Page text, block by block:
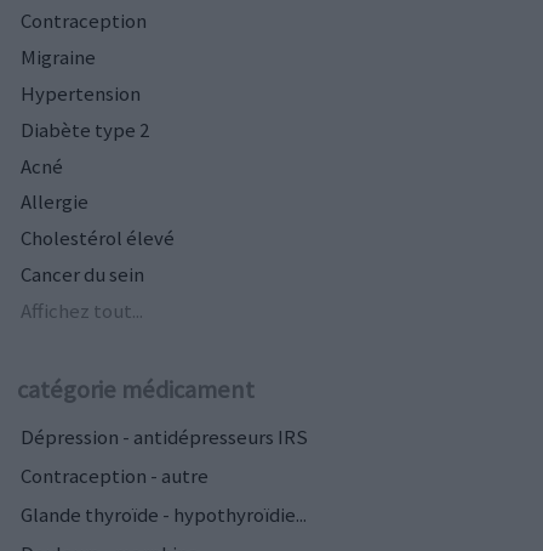
Contraception
Migraine
Hypertension
Diabète type 2
Acné
Allergie
Cholestérol élevé
Cancer du sein
Affichez tout...
catégorie médicament
Dépression - antidépresseurs IRS
Contraception - autre
Glande thyroïde - hypothyroïdie...